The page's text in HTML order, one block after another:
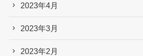
2023年4月
2023年3月
2023年2月